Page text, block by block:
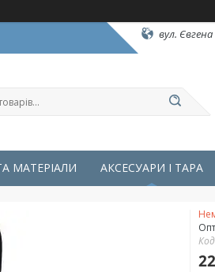
вул.
МАТЕРІАЛИ АКСЕСУАРИ І ТАРА